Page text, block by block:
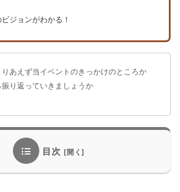
ジョンがわかる！
りあえず当イベントのきっかけのところか
振り返っていきましょうか
目次